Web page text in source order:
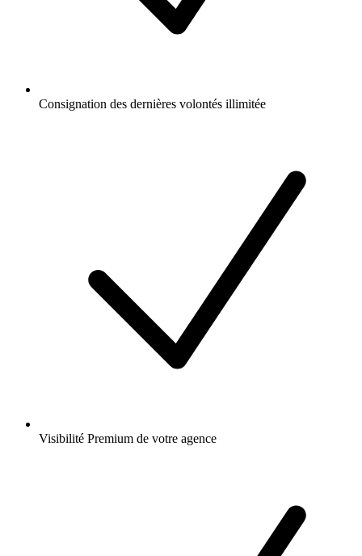
Consignation des dernières volontés illimitée
Visibilité Premium de votre agence